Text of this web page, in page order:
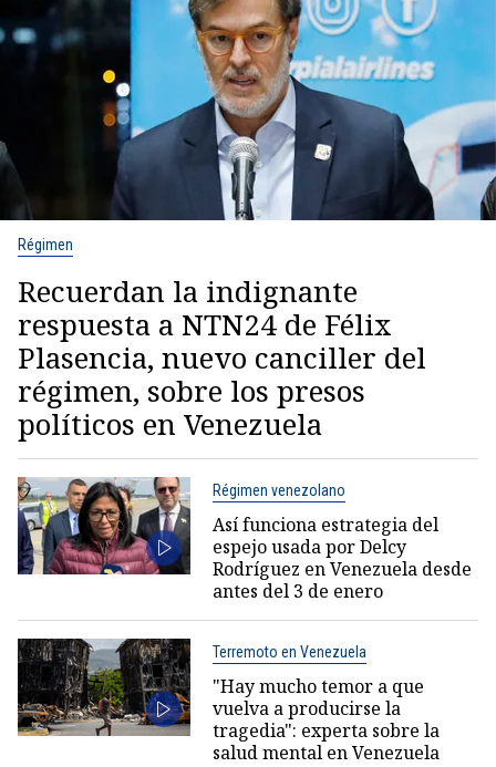
Régimen
Recuerdan la indignante
respuesta a NTN24 de Félix
Plasencia, nuevo canciller del
régimen, sobre los presos
políticos en Venezuela
Régimen venezolano
Así funciona estrategia del
espejo usada por Delcy
Rodríguez en Venezuela desde
antes del 3 de enero
Terremoto en Venezuela
"Hay mucho temor a que
vuelva a producirse la
tragedia": experta sobre la
salud mental en Venezuela